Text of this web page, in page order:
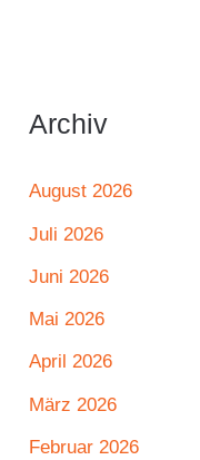
Archiv
August 2026
Juli 2026
Juni 2026
Mai 2026
April 2026
März 2026
Februar 2026